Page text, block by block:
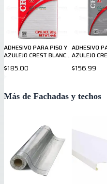
ADHESIVO PARA PISO Y
AZULEJO CREST BLANCO
$185.00
ADHESIVO
AZULEJO
$156.99
Más de Fachadas y techos